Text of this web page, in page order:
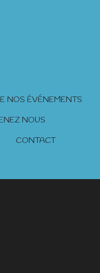
NOS ÉVÉNEMENTS
NOUS
CONTACT